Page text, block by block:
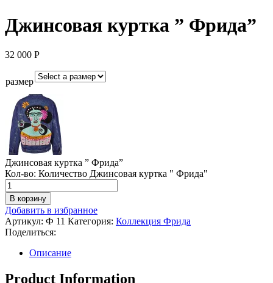
Джинсовая куртка ” Фрида”
32 000 Р
размер
Джинсовая куртка ” Фрида”
Кол-во: Количество Джинсовая куртка " Фрида"
В корзину
Добавить в избранное
Артикул: Ф 11 Категория: Коллекция Фрида
Поделиться:
Описание
Product Information